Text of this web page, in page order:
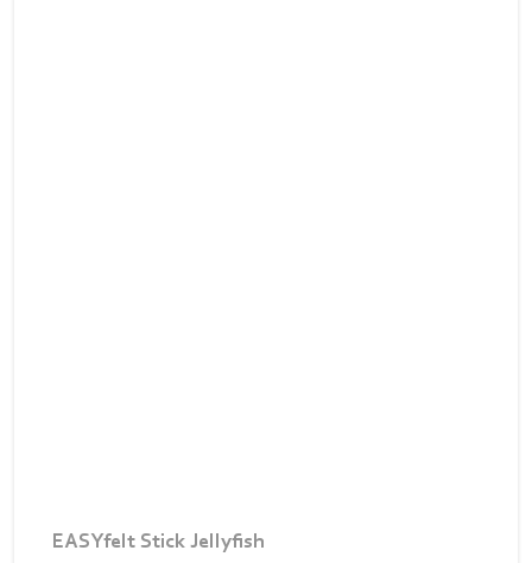
EASYfelt Stick Jellyfish